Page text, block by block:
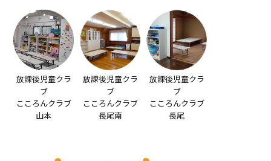
放課後児童クラ
ブ
こころんクラブ
山本
放課後児童クラ
ブ
こころんクラブ
長尾南
放課後児童クラ
ブ
こころんクラブ
長尾